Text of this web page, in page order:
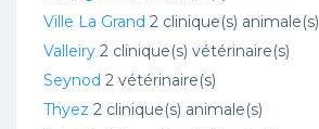
Ville La Grand 2 clinique(s) animale(s)
Valleiry 2 clinique(s) vétérinaire(s)
Seynod 2 vétérinaire(s)
Thyez 2 clinique(s) animale(s)